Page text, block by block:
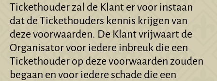
Tickethouder zal de Klant er voor instaan
dat de Tickethouders kennis krijgen van
deze voorwaarden. De Klant vrijwaart de
Organisator voor iedere inbreuk die een
Tickethouder op deze voorwaarden zouden
begaan en voor iedere schade die een